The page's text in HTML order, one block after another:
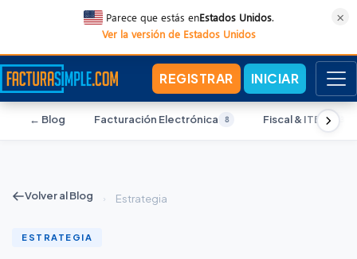
Parece que estás enEstados Unidos.
Ver la versión de Estados Unidos
×
REGISTRAR INICIAR
← Blog Facturación Electrónica 8 Fiscal & ITBIS 13
Volver al Blog › Estrategia
ESTRATEGIA